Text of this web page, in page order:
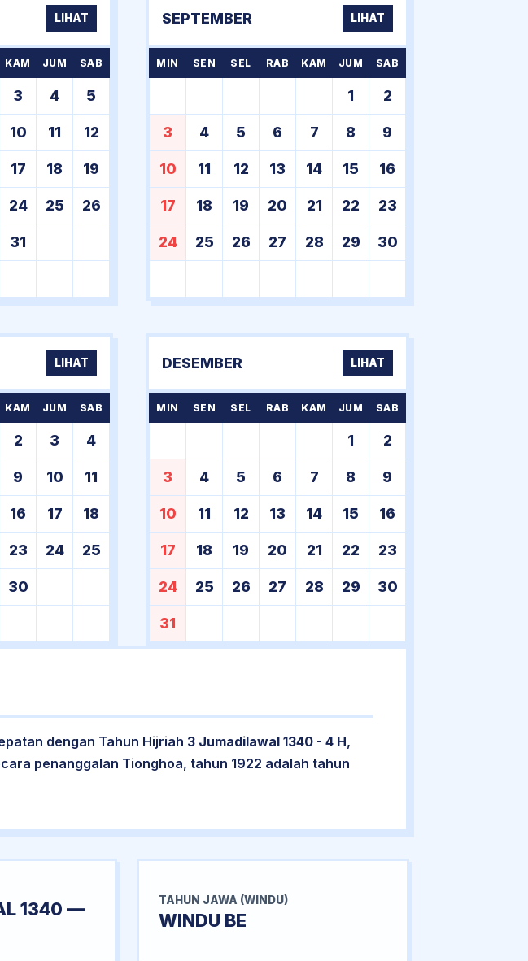
LIHAT
KAM JUM SAB
3 4 5
10 11 12
17 18 19
24 25 26
31
SEPTEMBER LIHAT
MIN SEN SEL RAB KAM JUM SAB
1 2
3 4 5 6 7 8 9
10 11 12 13 14 15 16
17 18 19 20 21 22 23
24 25 26 27 28 29 30
LIHAT
KAM JUM SAB
2 3 4
9 10 11
16 17 18
23 24 25
30
DESEMBER LIHAT
MIN SEN SEL RAB KAM JUM SAB
1 2
3 4 5 6 7 8 9
10 11 12 13 14 15 16
17 18 19 20 21 22 23
24 25 26 27 28 29 30
31
dengan Tahun Hijriah 3 Jumadilawal 1340 - 4 H,
penanggalan Tionghoa, tahun 1922 adalah tahun
1340 —
TAHUN JAWA (WINDU)
WINDU BE